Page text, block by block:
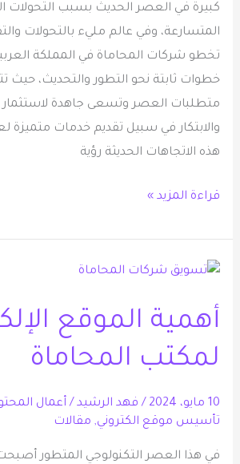
كبيرة في العصر الحديث بسبب التحولات
المتسارعة، وفي عالم مليء بالتحولات
تخطو شركات المحاماة في المملكة
خطوات ثابتة نحو التطور والتحديث، حيث
متطلبات العصر وتسعى جاهدة لاستثمار
والابتكار في سبيل تقديم خدمات متميزة
هذه الاتجاهات الحديثة رؤية
قراءة المزيد »
أهمية الموقع
لمكتب المحاماة
10 مايو، 2024 / فهد الرشيد/ أعمال
تأسيس موقع الكتروني, مقالات
في هذا العصر التكنولوجي المتطور
أهمية
الإلكتروني
لمكتب
المحاماة